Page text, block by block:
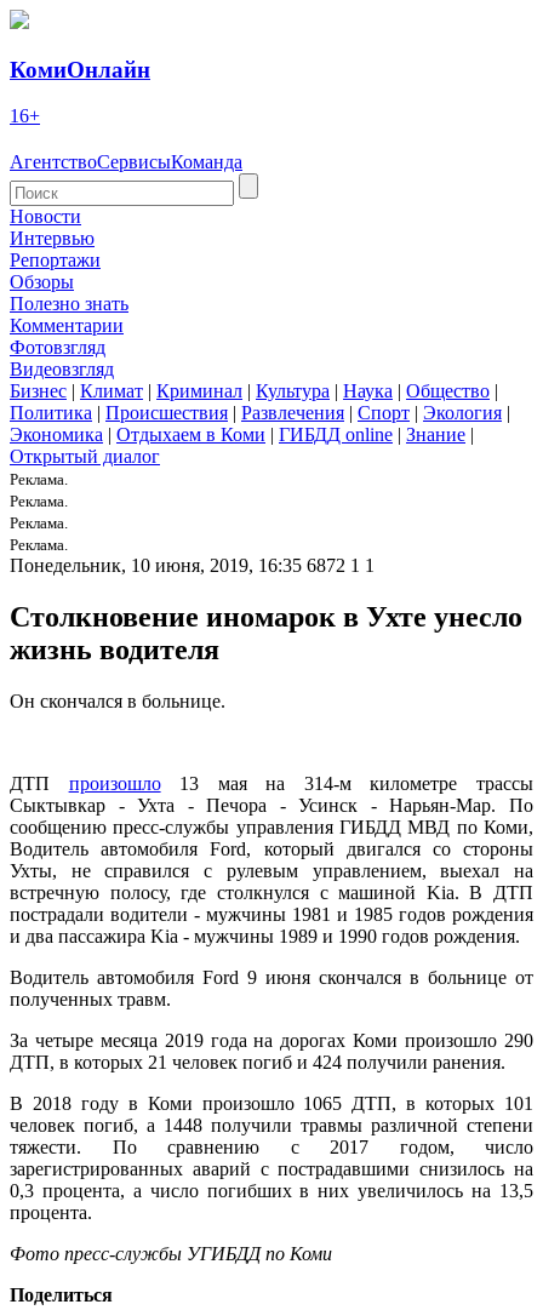
КомиОнлайн
16+
АгентствоСервисыКоманда
Новости
Интервью
Репортажи
Обзоры
Полезно знать
Комментарии
Фотовзгляд
Видеовзгляд
Бизнес | Климат | Криминал | Культура | Наука | Общество |
Политика | Происшествия | Развлечения | Спорт | Экология |
Экономика | Отдыхаем в Коми | ГИБДД online | Знание |
Открытый диалог
Реклама.
Реклама.
Реклама.
Реклама.
Понедельник, 10 июня, 2019, 16:35 6872 1 1
Столкновение иномарок в Ухте унесло
жизнь водителя
Он скончался в больнице.
ДТП произошло13 мая на 314-м километре трассы
Сыктывкар - Ухта - Печора - Усинск - Нарьян-Мар. По
сообщению пресс-службы управления ГИБДД МВД по Коми,
Водитель автомобиля Ford, который двигался со стороны
Ухты, не справился с рулевым управлением, выехал на
встречную полосу, где столкнулся с машиной Kia. В ДТП
пострадали водители - мужчины 1981 и 1985 годов рождения
и два пассажира Kia - мужчины 1989 и 1990 годов рождения.
Водитель автомобиля Ford 9 июня скончался в больнице от
полученных травм.
За четыре месяца 2019 года на дорогах Коми произошло 290
ДТП, в которых 21 человек погиб и 424 получили ранения.
В 2018 году в Коми произошло 1065 ДТП, в которых 101
человек погиб, а 1448 получили травмы различной степени
тяжести. По сравнению с 2017 годом, число
зарегистрированных аварий с пострадавшими снизилось на
0,3 процента, а число погибших в них увеличилось на 13,5
процента.
Фото пресс-службы УГИБДД по Коми
Поделиться